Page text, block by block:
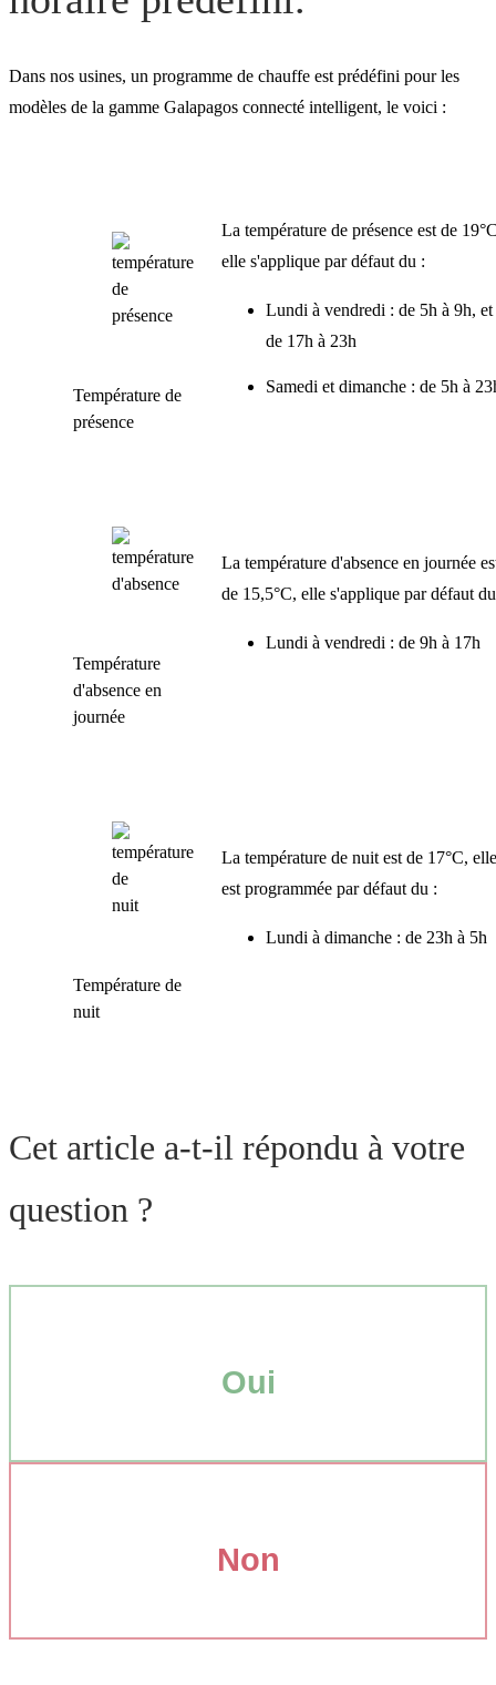
Dans nos usines, un programme de chauffe est prédéfini pour les
modèles de la gamme Galapagos connecté intelligent, le voici :
Température de
présence
La température de présence est de
elle s'applique par défaut du :
Lundi à vendredi : de 5h à 9h, et
de 17h à 23h
Samedi et dimanche : de 5h à
Température
d'absence en
journée
La température d'absence en journée
de 15,5°C, elle s'applique par défaut
Lundi à vendredi : de 9h à 17h
Température de
nuit
La température de nuit est de 17°C, elle
est programmée par défaut du :
Lundi à dimanche : de 23h à 5h
Cet article a-t-il répondu à votre
question ?
Oui
Non